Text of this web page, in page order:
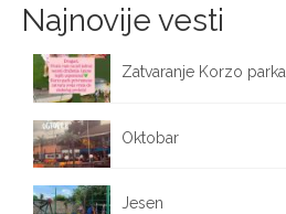
Najnovije vesti
Zatvaranje Korzo parka
Oktobar
Jesen